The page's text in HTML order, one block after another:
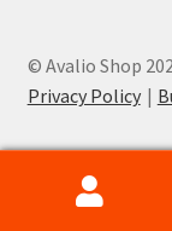
© Avalio Shop
Privacy Policy